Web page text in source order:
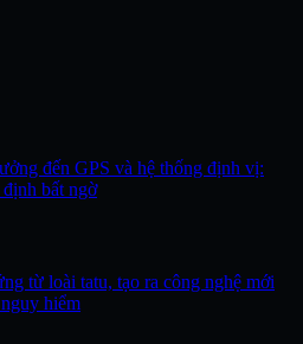
đến GPS và hệ thống định vị:
bất ngờ
từ loài tatu, tạo ra công nghệ mới
hiểm